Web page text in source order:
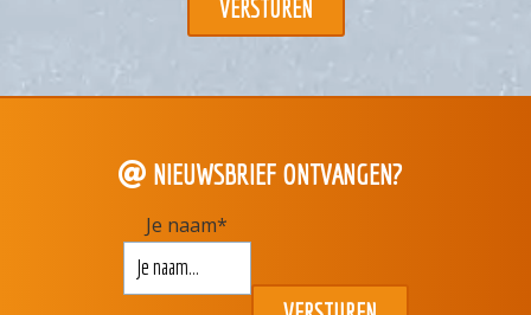
NIEUWSBRIEF ONTVANGEN?
Je naam*